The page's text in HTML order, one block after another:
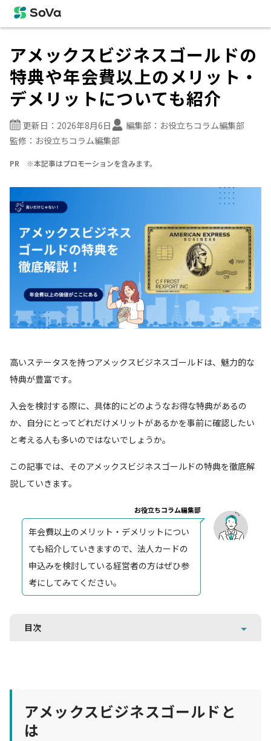
アメックスビジネスゴールドの
特典や年会費以上のメリット・
デメリットについても紹介
更新日： 2026年8月6日 編集部： お役立ちコラム編集部
監修： お役立ちコラム編集部
PR ※本記事はプロモーションを含みます。
高いステータスを持つアメックスビジネスゴールドは、魅力的な
特典が豊富です。
入会を検討する際に、具体的にどのようなお得な特典があるの
か、自分にとってどれだけメリットがあるかを事前に確認したい
と考える人も多いのではないでしょうか。
この記事では、そのアメックスビジネスゴールドの特典を徹底解
説していきます。
お役立ちコラム編集部
年会費以上のメリット・デメリットについ
ても紹介していきますので、法人カードの
申込みを検討している経営者の方はぜひ参
考にしてみてください。
目次
アメックスビジネスゴールドと
は